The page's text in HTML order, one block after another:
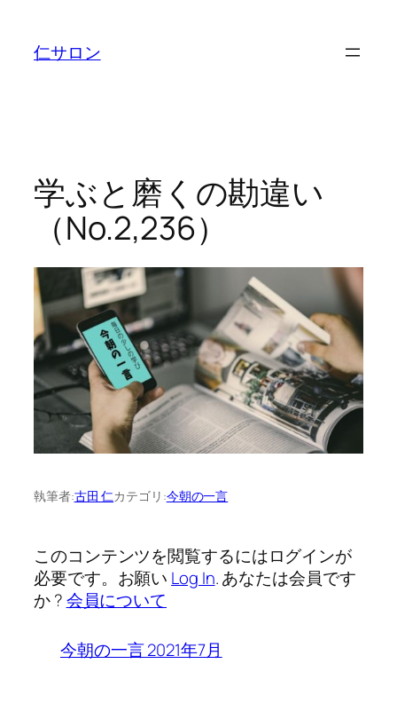
仁サロン
学ぶと磨くの勘違い
（No.2,236）
執筆者:古田 仁カテゴリ:今朝の一言
このコンテンツを閲覧するにはログインが
必要です。お願い Log In. あなたは会員です
か ?会員について
今朝の一言 2021年7月